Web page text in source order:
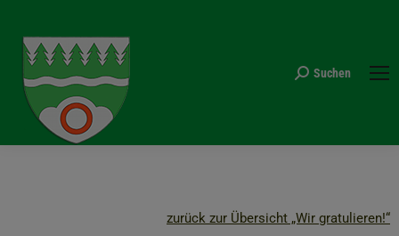
Search:
Suchen
zurück zur Übersicht „Wir gratulieren!“